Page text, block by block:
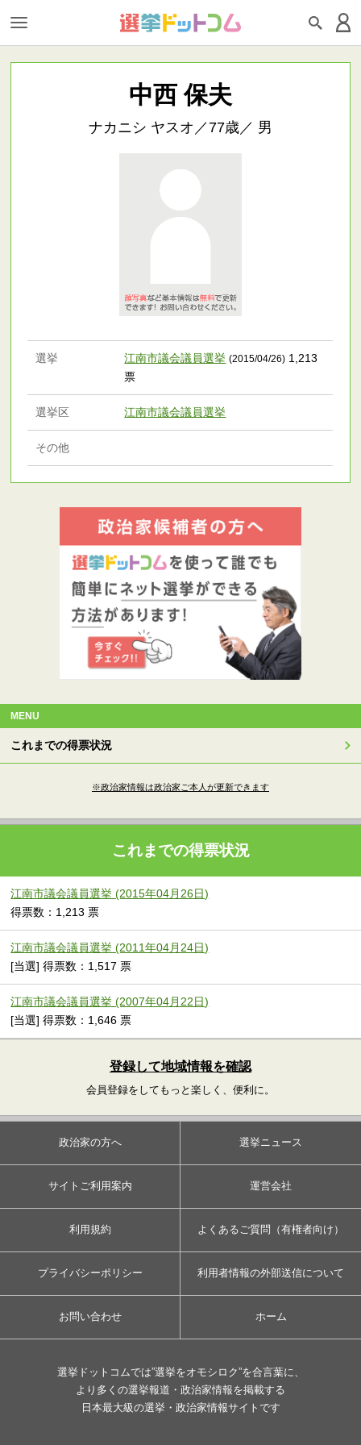
中西 保夫
ナカニシ ヤスオ／77歳／ 男
選挙 江南市議会議員選挙 (2015/04/26) 1,213
票
選挙区 江南市議会議員選挙
その他
MENU
これまでの得票状況
※政治家情報は政治家ご本人が更新できます
これまでの得票状況
江南市議会議員選挙 (2015年04月26日)
得票数：1,213 票
江南市議会議員選挙 (2011年04月24日)
[当選] 得票数：1,517 票
江南市議会議員選挙 (2007年04月22日)
[当選] 得票数：1,646 票
登録して地域情報を確認
会員登録をしてもっと楽しく、便利に。
政治家の方へ 選挙ニュース
サイトご利用案内 運営会社
利用規約 よくあるご質問（有権者向け）
プライバシーポリシー 利用者情報の外部送信について
お問い合わせ ホーム
選挙ドットコムでは”選挙をオモシロク”を合言葉に、
より多くの選挙報道・政治家情報を掲載する
日本最大級の選挙・政治家情報サイトです